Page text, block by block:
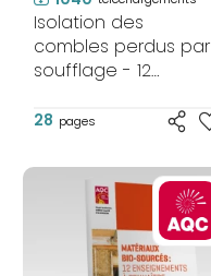
Isolation des
combles perdus par
soufflage - 12
connaitre
28 pages